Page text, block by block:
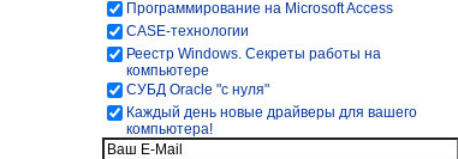
Программирование на Microsoft Access
CASE-технологии
Реестр Windows. Секреты работы на
компьютере
СУБД Oracle "с нуля"
Каждый день новые драйверы для вашего
компьютера!